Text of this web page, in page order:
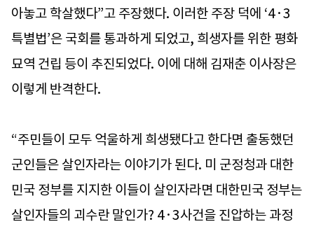
아놓고 학살했다”고 주장했다. 이러한 주장 덕에 ‘4·3
특별법’은 국회를 통과하게 되었고, 희생자를 위한 평화
묘역 건립 등이 추진되었다. 이에 대해 김재춘 이사장은
이렇게 반격한다.
“주민들이 모두 억울하게 희생됐다고 한다면 출동했던
군인들은 살인자라는 이야기가 된다. 미 군정청과 대한
민국 정부를 지지한 이들이 살인자라면 대한민국 정부는
살인자들의 괴수란 말인가? 4·3사건을 진압하는 과정